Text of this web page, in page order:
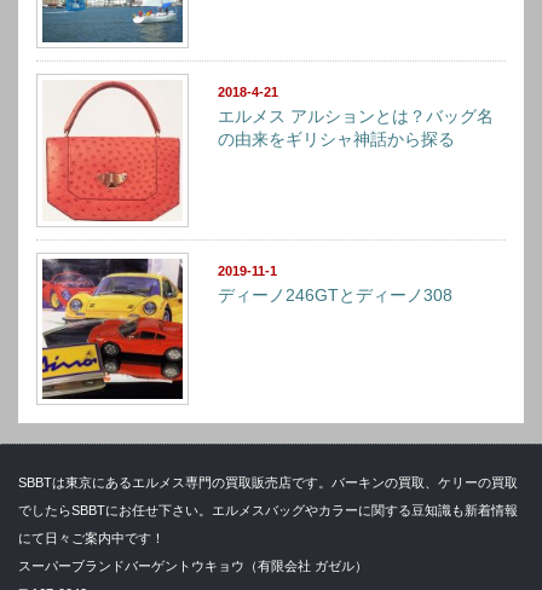
2018-4-21
エルメス アルションとは？バッグ名
の由来をギリシャ神話から探る
2019-11-1
ディーノ246GTとディーノ308
SBBTは東京にあるエルメス専門の買取販売店です。バーキンの買取、ケリーの買取
でしたらSBBTにお任せ下さい。エルメスバッグやカラーに関する豆知識も新着情報
にて日々ご案内中です！
スーパーブランドバーゲントウキョウ（有限会社 ガゼル）